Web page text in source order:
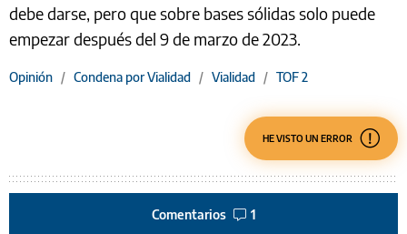
debe darse, pero que sobre bases sólidas solo puede
empezar después del 9 de marzo de 2023.
Opinión / Condena por Vialidad / Vialidad / TOF 2
HE VISTO UN ERROR
Comentarios 1